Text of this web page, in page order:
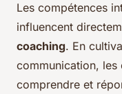
Les compétences
influencent
coaching. En
communication, les
comprendre et